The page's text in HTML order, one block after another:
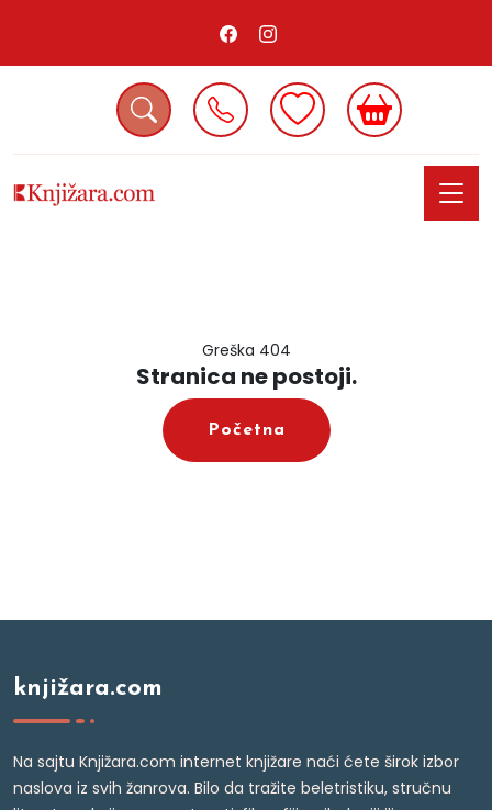
Greška 404
Stranica ne postoji.
Početna
knjižara.com
Na sajtu Knjižara.com internet knjižare naći ćete širok izbor
naslova iz svih žanrova. Bilo da tražite beletristiku, stručnu